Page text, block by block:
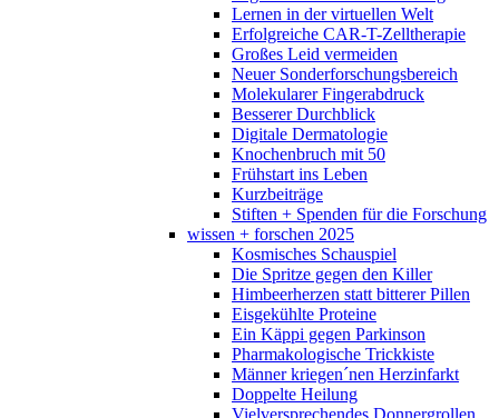
Lernen in der virtuellen Welt
Erfolgreiche CAR-T-Zelltherapie
Großes Leid vermeiden
Neuer Sonderforschungsbereich
Molekularer Fingerabdruck
Besserer Durchblick
Digitale Dermatologie
Knochenbruch mit 50
Frühstart ins Leben
Kurzbeiträge
Stiften + Spenden für die Forschung
wissen + forschen 2025
Kosmisches Schauspiel
Die Spritze gegen den Killer
Himbeerherzen statt bitterer Pillen
Eisgekühlte Proteine
Ein Käppi gegen Parkinson
Pharmakologische Trickkiste
Männer kriegen´nen Herzinfarkt
Doppelte Heilung
Vielversprechendes Donnergrollen